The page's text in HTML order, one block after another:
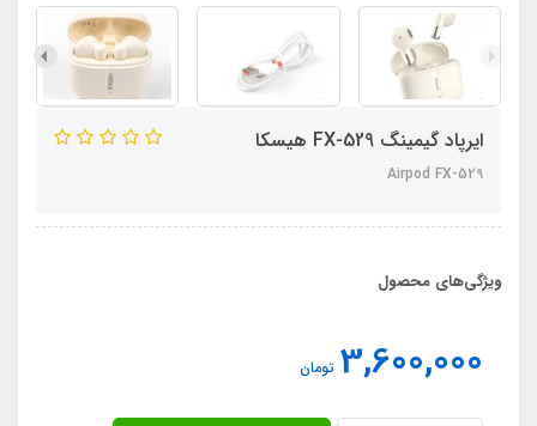
ایرپاد گیمینگ FX-529 هیسکا
Airpod FX-529
ویژگی‌های محصول
3,600,000 تومان